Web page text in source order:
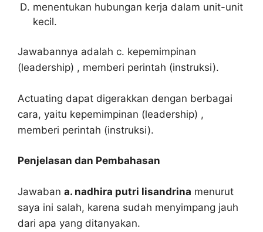
menentukan hubungan kerja dalam unit-unit
kecil.
Jawabannya adalah c. kepemimpinan
(leadership) , memberi perintah (instruksi).
Actuating dapat digerakkan dengan berbagai
cara, yaitu kepemimpinan (leadership) ,
memberi perintah (instruksi).
Penjelasan dan Pembahasan
Jawaban a. nadhira putri lisandrina menurut
saya ini salah, karena sudah menyimpang jauh
dari apa yang ditanyakan.